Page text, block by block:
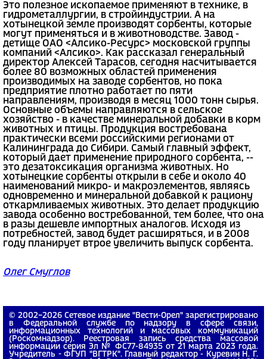
Это полезное ископаемое применяют в технике, в
гидрометаллургии, в стройиндустрии. А на
хотынецкой земле производят сорбенты, которые
могут применяться и в животноводстве. Завод -
детище ОАО <Алсико-Ресурс> московской группы
компаний <Алсико>. Как рассказал генеральный
директор Алексей Тарасов, сегодня насчитывается
более 80 возможных областей применения
производимых на заводе сорбентов, но пока
предприятие плотно работает по пяти
направлениям, производя в месяц 1000 тонн сырья.
Основные объемы направляются в сельское
хозяйство - в качестве минеральной добавки в корм
животных и птицы. Продукция востребована
практически всеми российскими регионами от
Калининграда до Сибири. Самый главный эффект,
который дает применение природного сорбента, --
это дезатоксикация организма животных. Но
хотынецкие сорбенты открыли в себе и около 40
наименований микро- и макроэлементов, являясь
одновременно и минеральной добавкой к рациону
откармливаемых животных. Это делает продукцию
завода особенно востребованной, тем более, что она
в разы дешевле импортных аналогов. Исходя из
потребностей, завод будет расширяться, и в 2008
году планирует втрое увеличить выпуск сорбента.
Олег Смуглов
© 2002−2026 Сетевое издание "Вести-Орел" зарегистрировано
в Федеральной службе по надзору в сфере связи,
информационных технологий и массовых коммуникаций
(Роскомнадзор). Реестровая запись средства массовой
информации серия Эл № ФС77-84935 от 21 марта 2023 года.
Учредитель - ФГУП "ВГТРК". Главный редактор - Куревин Н. Г.